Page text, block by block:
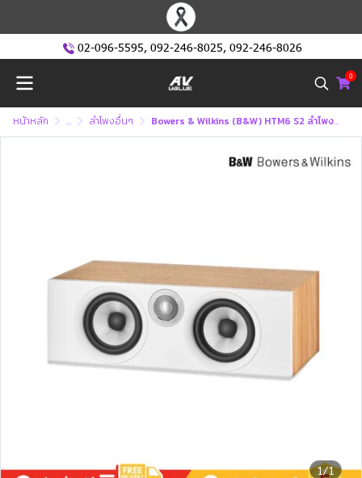
02-096-5595, 092-246-8025, 092-246-8026
0
หน้าหลัก ... ลำโพงอื่นๆ Bowers & Wilkins (B&W) HTM6 S2 ลำโพง Centre Speaker
1/1